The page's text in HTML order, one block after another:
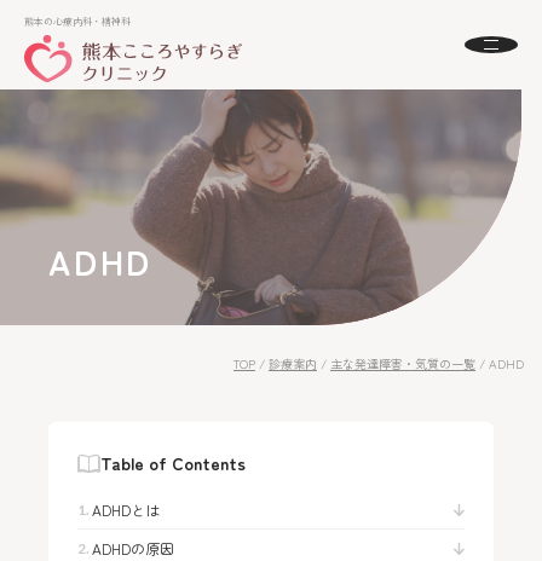
熊本の心療内科・精神科
ADHD
TOP / 診療案内 / 主な発達障害・気質の一覧 / ADHD
Table of Contents
ADHDとは
ADHDの原因
熊本の心療内科・精神科
About 熊本こころやすらぎクリニックとは
初めての方へ
Menu 診療案内
ドクター紹介